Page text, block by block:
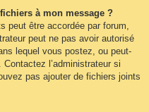
à mon message ?
peut être accordée par forum,
peut ne pas avoir autorisé
lequel vous postez, ou peut-
l’administrateur si
pas ajouter de fichiers joints